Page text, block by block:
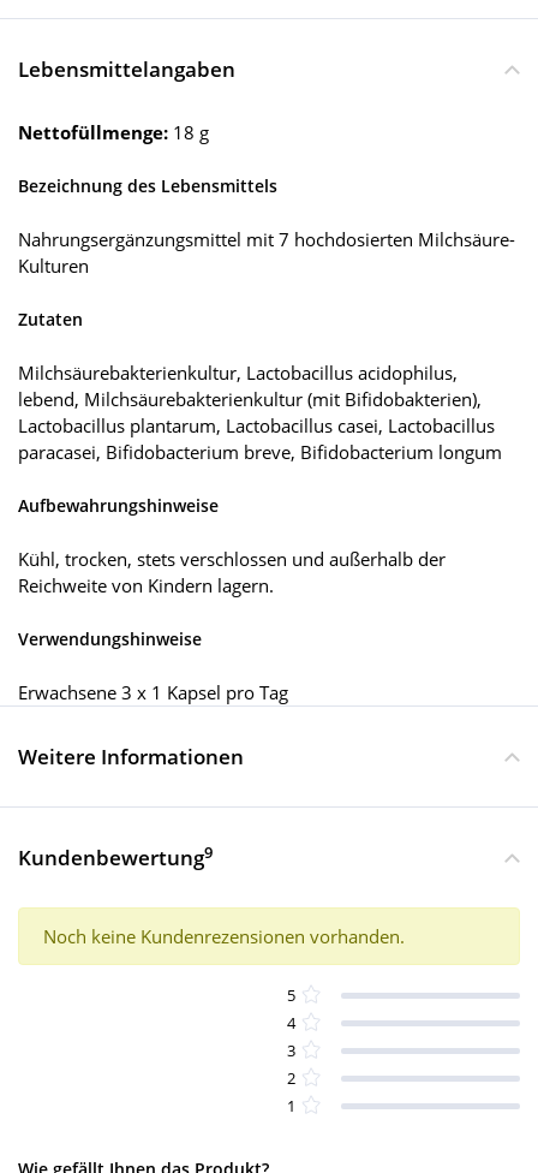
Lebensmittelangaben
Nettofüllmenge: 18 g
Bezeichnung des Lebensmittels
Nahrungsergänzungsmittel mit 7 hochdosierten Milchsäure-
Kulturen
Zutaten
Milchsäurebakterienkultur, Lactobacillus acidophilus,
lebend, Milchsäurebakterienkultur (mit Bifidobakterien),
Lactobacillus plantarum, Lactobacillus casei, Lactobacillus
paracasei, Bifidobacterium breve, Bifidobacterium longum
Aufbewahrungshinweise
Kühl, trocken, stets verschlossen und außerhalb der
Reichweite von Kindern lagern.
Verwendungshinweise
Erwachsene 3 x 1 Kapsel pro Tag
Weitere Informationen
Kundenbewertung9
Noch keine Kundenrezensionen vorhanden.
5
4
3
2
1